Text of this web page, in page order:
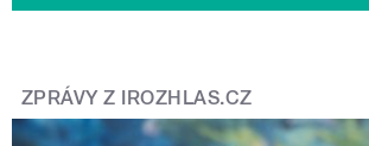
ZPRÁVY Z IROZHLAS.CZ